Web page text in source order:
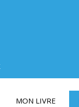
MON LIVRE